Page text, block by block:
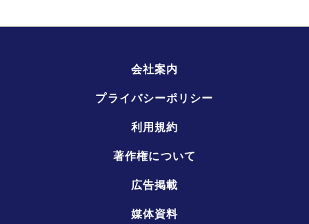
会社案内
プライバシーポリシー
利用規約
著作権について
広告掲載
媒体資料